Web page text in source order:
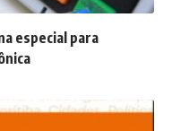
especial para